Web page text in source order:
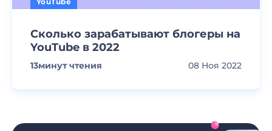
Сколько зарабатывают блогеры на
YouTube в 2022
13минут чтения 08 Ноя 2022